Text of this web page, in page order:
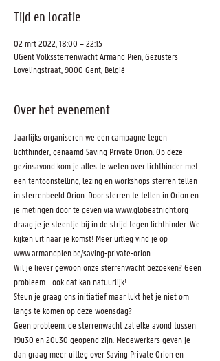
Tijd en locatie
02 mrt 2022, 18:00 – 22:15
UGent Volkssterrenwacht Armand Pien, Gezusters
Lovelingstraat, 9000 Gent, België
Over het evenement
Jaarlijks organiseren we een campagne tegen
lichthinder, genaamd Saving Private Orion. Op deze
gezinsavond kom je alles te weten over lichthinder met
een tentoonstelling, lezing en workshops sterren tellen
in sterrenbeeld Orion. Door sterren te tellen in Orion en
je metingen door te geven via www.globeatnight.org
draag je je steentje bij in de strijd tegen lichthinder. We
kijken uit naar je komst! Meer uitleg vind je op
www.armandpien.be/saving-private-orion.
Wil je liever gewoon onze sterrenwacht bezoeken? Geen
probleem - ook dat kan natuurlijk!
Steun je graag ons initiatief maar lukt het je niet om
langs te komen op deze woensdag?
Geen probleem: de sterrenwacht zal elke avond tussen
19u30 en 20u30 geopend zijn. Medewerkers geven je
dan graag meer uitleg over Saving Private Orion en